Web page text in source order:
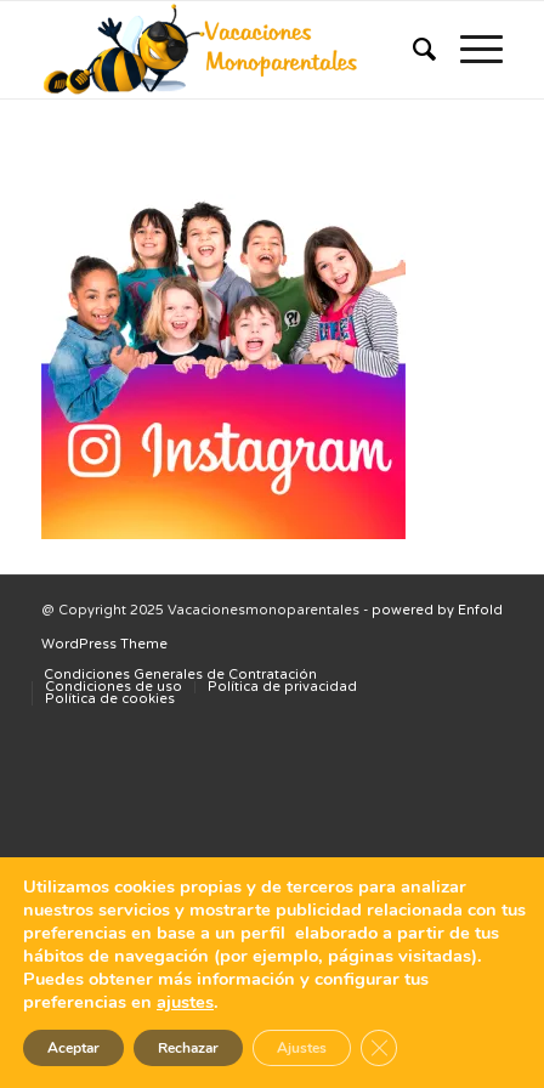
@ Copyright 2025 Vacacionesmonoparentales - powered by Enfold
WordPress Theme
Condiciones Generales de Contratación
Condiciones de uso Política de privacidad
Política de cookies
Utilizamos cookies propias y de terceros para analizar
nuestros servicios y mostrarte publicidad relacionada con tus
preferencias en base a un perfil elaborado a partir de tus
hábitos de navegación (por ejemplo, páginas visitadas).
Puedes obtener más información y configurar tus
preferencias en ajustes.
Aceptar Rechazar Ajustes Cerrar el banner de